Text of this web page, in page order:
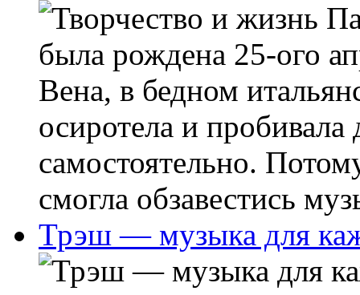
была рождена 25-ого
Вена, в бедном
осиротела и
самостоятельно.
смогла обзавестись
Трэш — музыка для